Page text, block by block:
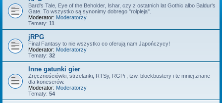
Bard's Tale, Eye of the Beholder, Ishar, czy z ostatnich lat Gothic albo Baldur's
Gate. To wszystko są synonimy dobrego "rolpleja".
Moderator: Moderatorzy
Tematy: 11
jRPG
Final Fantasy to nie wszystko co oferują nam Japończycy!
Moderator: Moderatorzy
Tematy: 32
Inne gatunki gier
Zręcznościówki, strzelanki, RTSy, RGPi ; tzw. blockbustery i te mniej znane
dla koneserów.
Moderator: Moderatorzy
Tematy: 54